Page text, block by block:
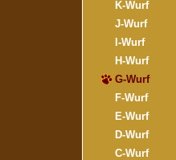
K-Wurf
J-Wurf
I-Wurf
H-Wurf
G-Wurf
F-Wurf
E-Wurf
D-Wurf
C-Wurf